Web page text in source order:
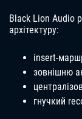
Black Lion Audio
архітектуру:
insert-
зовнішню
гнучкий